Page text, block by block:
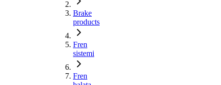
Brake
products
Fren
sistemi
Fren